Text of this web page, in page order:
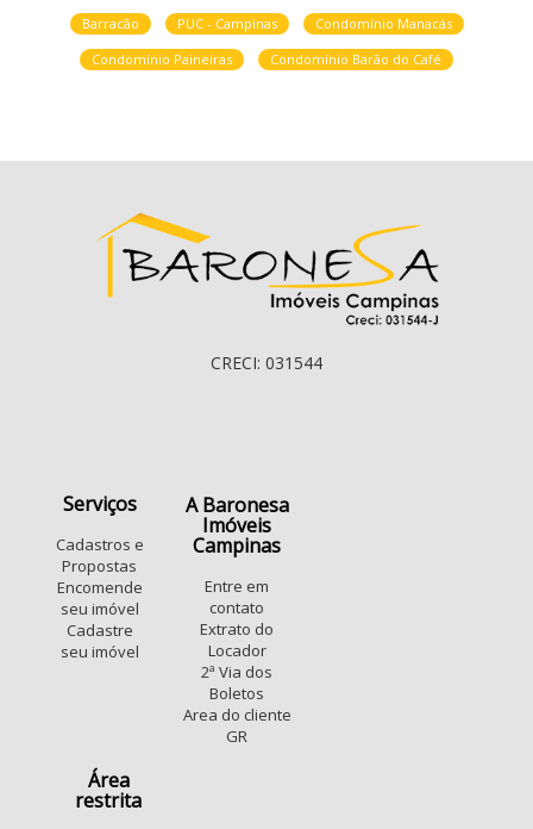
Barracão
PUC - Campinas
Condomínio Manacás
Condomínio Paineiras
Condomínio Barão do Café
CRECI: 031544
Serviços
Cadastros e
Propostas
Encomende
seu imóvel
Cadastre
seu imóvel
A Baronesa
Imóveis
Campinas
Entre em
contato
Extrato do
Locador
2ª Via dos
Boletos
Area do cliente
GR
Área
restrita